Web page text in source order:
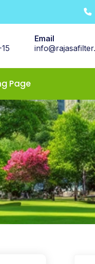
Email
Page